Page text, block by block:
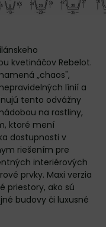
kvetináčov Rebelot.
„chaos",
línií a
tento odvážny
na rastliny,
ktoré mení
dostupnosti v
riešením pre
interiérových
prvky. Maxi verzia
priestory, ako sú
budovy či luxusné